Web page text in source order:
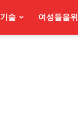
기술 여성들을